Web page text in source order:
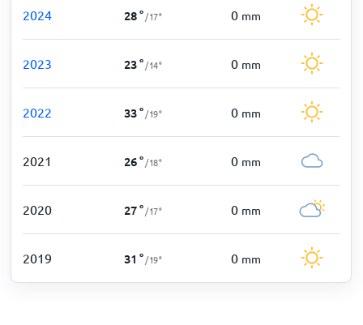
2024 28° /17° 0 mm
2023 23° /14° 0 mm
2022 33° /19° 0 mm
2021 26° /18° 0 mm
2020 27° /17° 0 mm
2019 31 ° /19° 0 mm